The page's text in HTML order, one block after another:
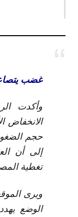
غضب
وأكدت
الانخفاض
حجم
إلى أن
تغطية
ويرى
الوضع